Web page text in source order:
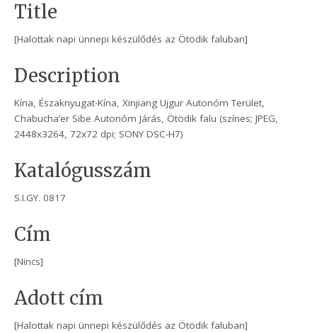
Title
[Halottak napi ünnepi készülődés az Ötödik faluban]
Description
Kína, Északnyugat-Kína, Xinjiang Ujgur Autonóm Terület,
Chabucha’er Sibe Autonóm Járás, Ötödik falu (színes; JPEG,
2448x3264, 72x72 dpi; SONY DSC-H7)
Katalógusszám
S.I.GY. 0817
Cím
[Nincs]
Adott cím
[Halottak napi ünnepi készülődés az Ötödik faluban]